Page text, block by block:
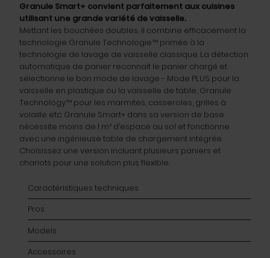
Granule Smart+ convient parfaitement aux cuisines
utilisant une grande variété de vaisselle.
Mettant les bouchées doubles, il combine efficacement la
technologie Granule Technologie™ primée à la
technologie de lavage de vaisselle classique. La détection
automatique de panier reconnait le panier chargé et
sélectionne le bon mode de lavage - Mode PLUS pour la
vaisselle en plastique ou la vaisselle de table, Granule
Technology™ pour les marmites, casseroles, grilles à
volaille etc. Granule Smart+ dans sa version de base
nécessite moins de 1 m² d’espace au sol et fonctionne
avec une ingénieuse table de chargement intégrée.
Choisissez une version incluant plusieurs paniers et
chariots pour une solution plus flexible.
Caractéristiques techniques
Pros
Models
Accessoires